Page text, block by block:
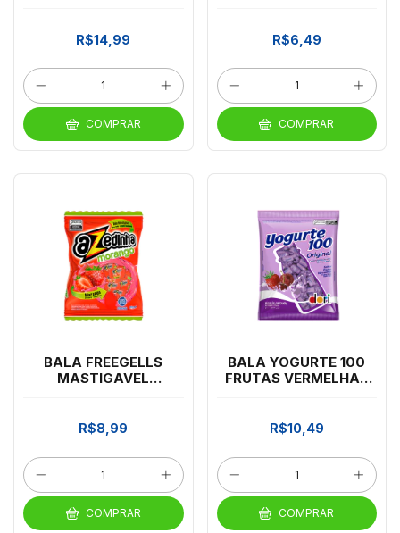
R$14,99
COMPRAR
R$6,49
COMPRAR
BALA FREEGELLS
MASTIGAVEL
R$8,99
COMPRAR
BALA YOGURTE 100
FRUTAS VERMELHAS
R$10,49
COMPRAR